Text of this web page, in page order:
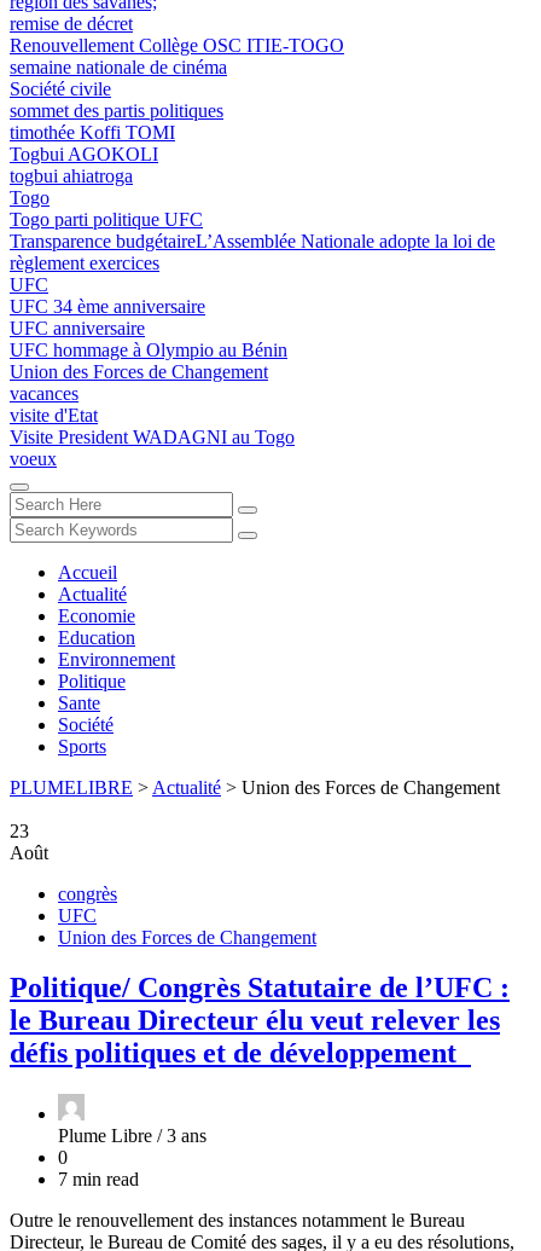
remise de décret
Renouvellement Collège OSC ITIE-TOGO
semaine nationale de cinéma
Société civile
sommet des partis politiques
timothée Koffi TOMI
Togbui AGOKOLI
togbui ahiatroga
Togo
Togo parti politique UFC
Transparence budgétaireL’Assemblée Nationale adopte la loi de
règlement exercices
UFC
UFC 34 ème anniversaire
UFC anniversaire
UFC hommage à Olympio au Bénin
Union des Forces de Changement
vacances
visite d'Etat
Visite President WADAGNI au Togo
voeux
Accueil
Actualité
Economie
Education
Environnement
Politique
Sante
Société
Sports
PLUMELIBRE > Actualité > Union des Forces de Changement
23
Août
congrès
UFC
Union des Forces de Changement
Politique/ Congrès Statutaire de l’UFC :
le Bureau Directeur élu veut relever les
défis politiques et de développement
Plume Libre /3 ans
0
7 min read
Outre le renouvellement des instances notamment le Bureau
Directeur, le Bureau de Comité des sages, il y a eu des résolutions,